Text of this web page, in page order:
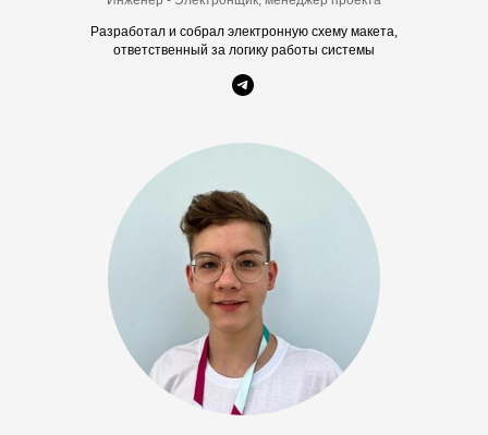
Разработал и собрал электронную схему макета,
ответственный за логику работы системы